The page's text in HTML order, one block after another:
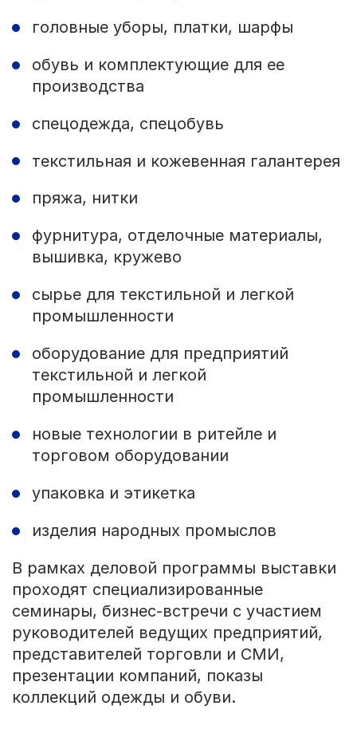
головные уборы, платки, шарфы
обувь и комплектующие для ее
производства
спецодежда, спецобувь
текстильная и кожевенная галантерея
пряжа, нитки
фурнитура, отделочные материалы,
вышивка, кружево
сырье для текстильной и легкой
промышленности
оборудование для предприятий
текстильной и легкой
промышленности
новые технологии в ритейле и
торговом оборудовании
упаковка и этикетка
изделия народных промыслов
В рамках деловой программы выставки
проходят специализированные
семинары, бизнес-встречи с участием
руководителей ведущих предприятий,
представителей торговли и СМИ,
презентации компаний, показы
коллекций одежды и обуви.